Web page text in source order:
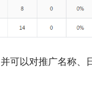
可以对推广名称、